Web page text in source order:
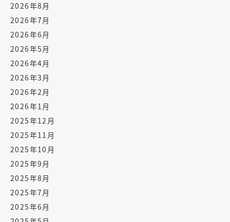
2026年8月
2026年7月
2026年6月
2026年5月
2026年4月
2026年3月
2026年2月
2026年1月
2025年12月
2025年11月
2025年10月
2025年9月
2025年8月
2025年7月
2025年6月